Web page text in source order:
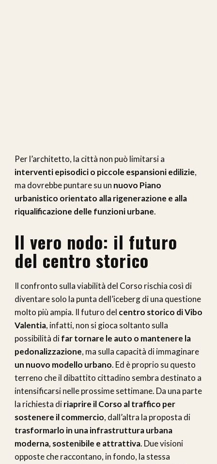
Per l’architetto, la città non può limitarsi a
interventi episodici o piccole espansioni edilizie,
ma dovrebbe puntare su un nuovo Piano
urbanistico orientato alla rigenerazione e alla
riqualificazione delle funzioni urbane.
Il vero nodo: il futuro
del centro storico
Il confronto sulla viabilità del Corso rischia così di
diventare solo la punta dell’iceberg di una questione
molto più ampia. Il futuro del centro storico di Vibo
Valentia, infatti, non si gioca soltanto sulla
possibilità difar tornare le auto o mantenere la
pedonalizzazione, ma sulla capacità di immaginare
un nuovo modello urbano. Ed è proprio su questo
terreno che il dibattito cittadino sembra destinato a
intensificarsi nelle prossime settimane. Da una parte
la richiesta diriaprire il Corso al traffico per
sostenere il commercio, dall’altra la proposta di
trasformarlo in una infrastruttura urbana
moderna, sostenibile e attrattiva. Due visioni
opposte che raccontano, in fondo, la stessa